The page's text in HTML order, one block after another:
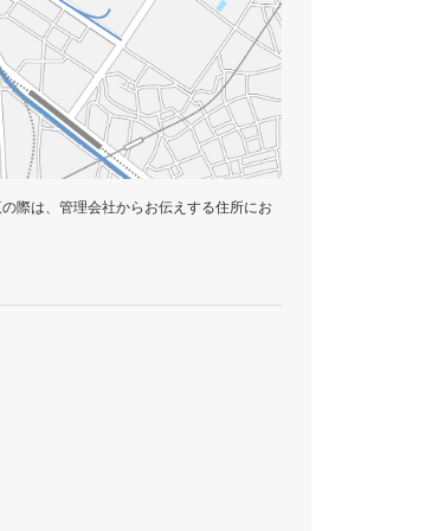
際は、管理会社からお伝えする住所にお